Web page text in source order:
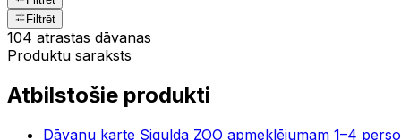
Filtrēt
104 atrastas dāvanas
Produktu saraksts
Atbilstošie produkti
Dāvanu karte Sigulda ZOO apmeklējumam 1–4